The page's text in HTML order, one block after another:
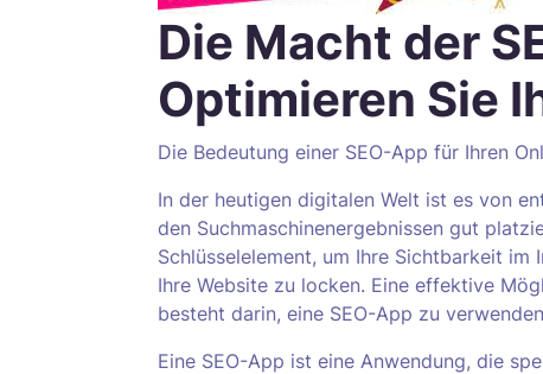
Die Macht der
Optimieren Sie
Die Bedeutung einer SEO-App für Ihren
In der heutigen digitalen Welt ist es von
den Suchmaschinenergebnissen gut
Schlüsselelement, um Ihre Sichtbarkeit
Ihre Website zu locken. Eine effektive
besteht darin, eine SEO-App zu
Eine SEO-App ist eine Anwendung, die